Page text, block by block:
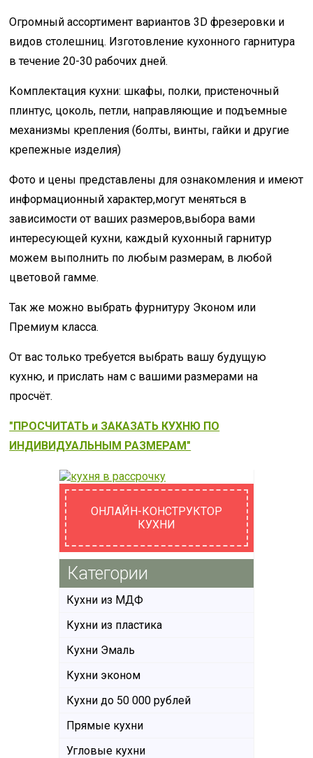
Огромный ассортимент вариантов 3D фрезеровки и
видов столешниц. Изготовление кухонного гарнитура
в течение 20-30 рабочих дней.
Комплектация кухни: шкафы, полки, пристеночный
плинтус, цоколь, петли, направляющие и подъемные
механизмы крепления (болты, винты, гайки и другие
крепежные изделия)
Фото и цены представлены для ознакомления и имеют
информационный характер,могут меняться в
зависимости от ваших размеров,выбора вами
интересующей кухни, каждый кухонный гарнитур
можем выполнить по любым размерам, в любой
цветовой гамме.
Так же можно выбрать фурнитуру Эконом или
Премиум класса.
От вас только требуется выбрать вашу будущую
кухню, и прислать нам с вашими размерами на
просчёт.
"ПРОСЧИТАТЬ и ЗАКАЗАТЬ КУХНЮ ПО
ИНДИВИДУАЛЬНЫМ РАЗМЕРАМ"
ОНЛАЙН-КОНСТРУКТОР
КУХНИ
Категории
Кухни из МДФ
Кухни из пластика
Кухни Эмаль
Кухни эконом
Кухни до 50 000 рублей
Прямые кухни
Угловые кухни